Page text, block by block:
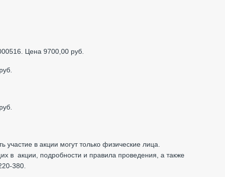
Цена 9700,00 руб.
в акции могут только физические лица.
в акции, подробности и правила проведения, а также
380.